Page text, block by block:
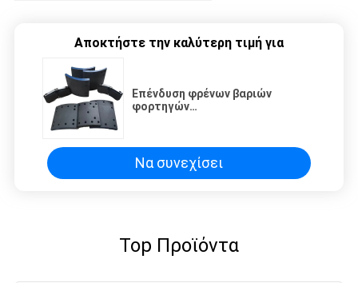
Αποκτήστε την καλύτερη τιμή για
Επένδυση φρένων βαριών
φορτηγών
αμιάντων BPW
Να συνεχίσει
Top Προϊόντα